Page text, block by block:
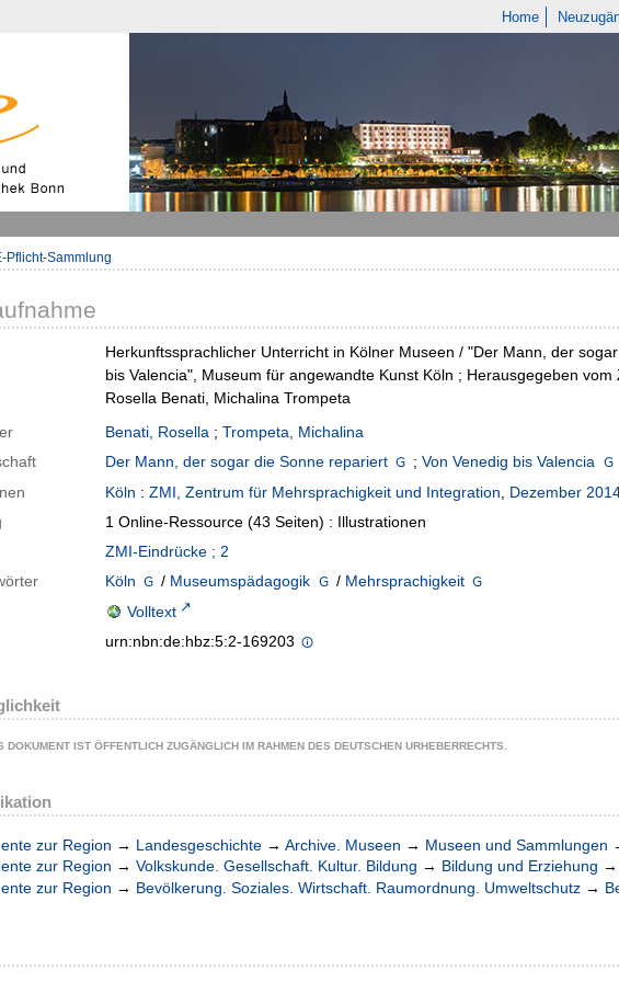
Home
Pflicht-Sammlung
Herkunftssprachlicher Unterricht in Kölner Museen / "Der Mann, der
bis Valencia", Museum für angewandte Kunst Köln ; Herausgegeben
Rosella Benati, Michalina Trompeta
Benati, Rosella ; Trompeta, Michalina
Der Mann, der sogar die Sonne repariert ;Von Venedig bis Valencia
Köln : ZMI, Zentrum für Mehrsprachigkeit und Integration, Dezember
1 Online-Ressource (43 Seiten) : Illustrationen
ZMI-Eindrücke ; 2
Köln / Museumspädagogik / Mehrsprachigkeit
Volltext
urn:nbn:de:hbz:5:2-169203
DOKUMENT IST ÖFFENTLICH ZUGÄNGLICH IM RAHMEN DES DEUTSCHEN URHEBERRECHTS.
zur Region → Landesgeschichte → Archive. Museen → Museen und Sammlungen
zur Region → Volkskunde. Gesellschaft. Kultur. Bildung → Bildung und Erziehung →
zur Region → Bevölkerung. Soziales. Wirtschaft. Raumordnung. Umweltschutz →